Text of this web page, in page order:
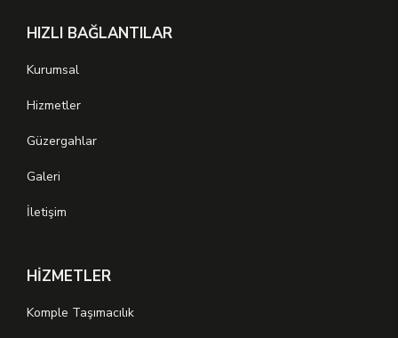
HIZLI BAĞLANTILAR
Kurumsal
Hizmetler
Güzergahlar
Galeri
İletişim
HİZMETLER
Komple Taşımacılık